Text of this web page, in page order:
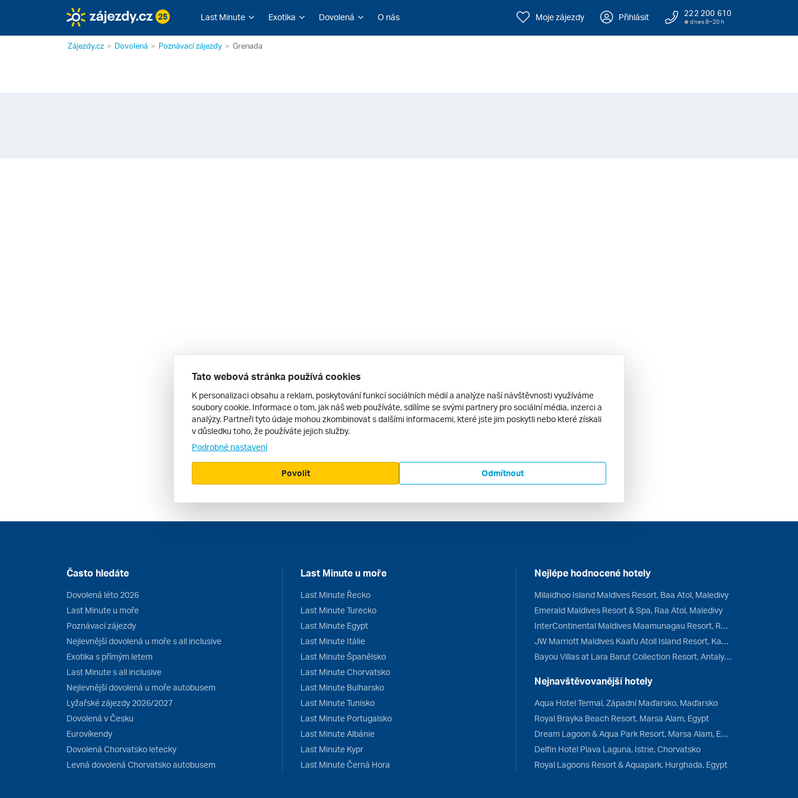
25 Last Minute Exotika Dovolená O nás Moje zájezdy Přihlásit 222 200 610
dnes 8–20 h
Zájezdy.cz Dovolená Poznávací zájezdy Grenada
Často hledáte
Dovolená léto 2026
Last Minute u moře
Poznávací zájezdy
Nejlevnější dovolená u moře s all inclusive
Exotika s přímým letem
Last Minute s all inclusive
Nejlevnější dovolená u moře autobusem
Lyžařské zájezdy 2026/2027
Dovolená v Česku
Eurovíkendy
Dovolená Chorvatsko letecky
Levná dovolená Chorvatsko autobusem
Last Minute u moře
Last Minute Řecko
Last Minute Turecko
Last Minute Egypt
Last Minute Itálie
Last Minute Španělsko
Last Minute Chorvatsko
Last Minute Bulharsko
Last Minute Tunisko
Last Minute Portugalsko
Last Minute Albánie
Last Minute Kypr
Last Minute Černá Hora
Nejlépe hodnocené hotely
Milaidhoo Island Maldives Resort, Baa Atol, Maledivy
Emerald Maldives Resort & Spa, Raa Atol, Maledivy
InterContinental Maldives Maamunagau Resort, Raa Atol, Maledivy
JW Marriott Maldives Kaafu Atoll Island Resort, Kaafu Atol, Maledivy
Bayou Villas at Lara Barut Collection Resort, Antalya, Turecko
Nejnavštěvovanější hotely
Aqua Hotel Termal, Západní Maďarsko, Maďarsko
Royal Brayka Beach Resort, Marsa Alam, Egypt
Dream Lagoon & Aqua Park Resort, Marsa Alam, Egypt
Delfin Hotel Plava Laguna, Istrie, Chorvatsko
Royal Lagoons Resort & Aquapark, Hurghada, Egypt
Tato webová stránka používá cookies
K personalizaci obsahu a reklam, poskytování funkcí sociálních médií a analýze naší návštěvnosti využíváme
soubory cookie. Informace o tom, jak náš web používáte, sdílíme se svými partnery pro sociální média, inzerci a
analýzy. Partneři tyto údaje mohou zkombinovat s dalšími informacemi, které jste jim poskytli nebo které získali
v důsledku toho, že používáte jejich služby.
Podrobné nastavení
Odmítnout
Povolit